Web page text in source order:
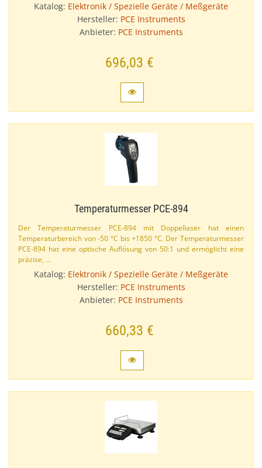
Katalog: Elektronik / Spezielle Geräte / Meßgeräte
Hersteller: PCE Instruments
Anbieter: PCE Instruments
696,03 €
Temperaturmesser PCE-​894
Der Temperaturmesser PCE-​894 mit Doppellaser hat einen
Temperaturbereich von -50 °C bis +1850 °C. Der Temperaturmesser
PCE-​894 hat eine optische Auflösung von 50:​1 und ermöglicht eine
präzise, …
Katalog: Elektronik / Spezielle Geräte / Meßgeräte
Hersteller: PCE Instruments
Anbieter: PCE Instruments
660,33 €